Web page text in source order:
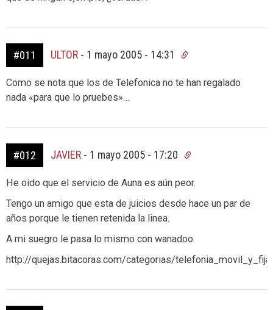
#011 ULTOR - 1 mayo 2005 - 14:31
Como se nota que los de Telefonica no te han regalado
nada «para que lo pruebes»…
#012 JAVIER - 1 mayo 2005 - 17:20
He oido que el servicio de Auna es aún peor.
Tengo un amigo que esta de juicios desde hace un par de
años porque le tienen retenida la linea.
A mi suegro le pasa lo mismo con wanadoo.
http://quejas.bitacoras.com/categorias/telefonia_movil_y_fija